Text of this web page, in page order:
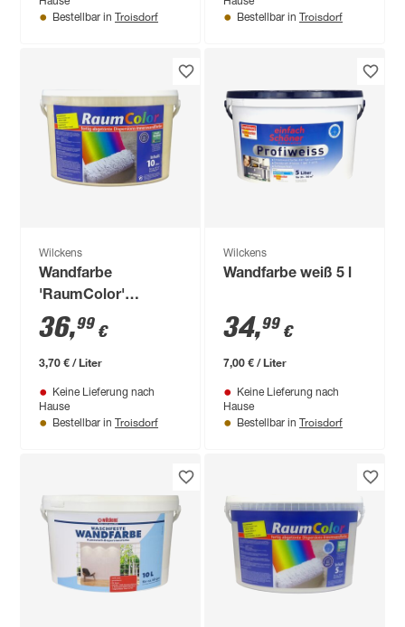
Bestellbar in Troisdorf
Bestellbar in Troisdorf
Wilckens
Wandfarbe
'RaumColor'
sandfarben 10 l
36,99 €
3,70 € / Liter
Keine Lieferung nach
Hause
Bestellbar in Troisdorf
Wilckens
Wandfarbe weiß 5 l
34,99 €
7,00 € / Liter
Keine Lieferung nach
Hause
Bestellbar in Troisdorf